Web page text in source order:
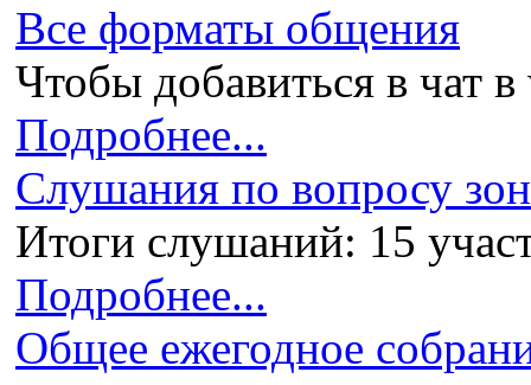
Все форматы общения
Чтобы добавиться в чат
Подробнее...
Слушания по вопросу
Итоги слушаний: 15
Подробнее...
Общее ежегодное